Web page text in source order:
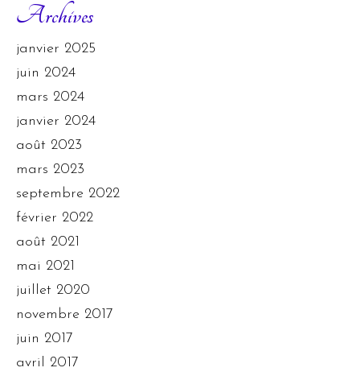
Archives
janvier 2025
juin 2024
mars 2024
janvier 2024
août 2023
mars 2023
septembre 2022
février 2022
août 2021
mai 2021
juillet 2020
novembre 2017
juin 2017
avril 2017